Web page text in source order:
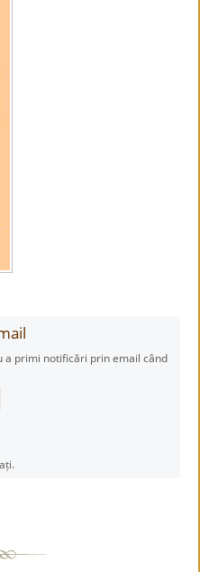
a primi notificări prin email când